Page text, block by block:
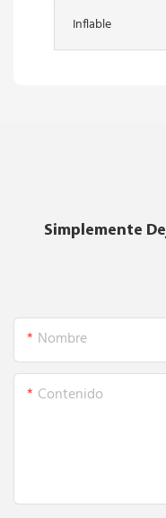
Inflable
Simplemente
Nombre
Contenido